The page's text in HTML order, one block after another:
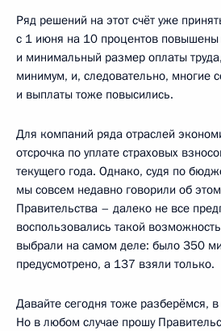
Ряд решений на этот счёт уже
с 1 июня на 10 процентов повышены
и минимальный размер оплаты
минимум, и, следовательно, многие
и выплаты тоже повысились.
Для компаний ряда отраслей
отсрочка по уплате страховых
текущего года. Однако, судя по
мы совсем недавно говорили об
Правительства – далеко не все
воспользовались такой
выбрали на самом деле: было 350
предусмотрено, а 137 взяли только.
Давайте сегодня тоже разберёмся,
Но в любом случае прошу